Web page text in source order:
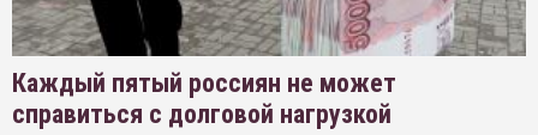
Каждый пятый россиян не может
справиться с долговой нагрузкой